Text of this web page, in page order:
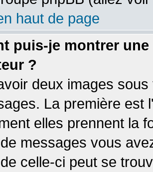
haut de page
puis-je montrer
?
deux images
La première est
elles prennent la
messages vous
celle-ci peut se